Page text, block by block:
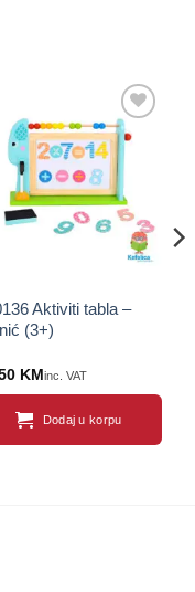
Sačuvaj
proizvod
Aktiviti tabla –
(3+)
KM inc. VAT
Dodaj u korpu